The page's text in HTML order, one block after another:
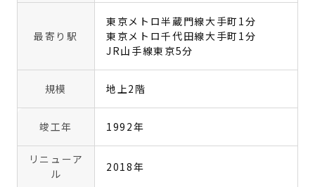
最寄り駅
東京メトロ半蔵門線大手町1分
東京メトロ千代田線大手町1分
JR山手線東京5分
規模 地上2階
竣工年 1992年
リニューア
ル
2018年